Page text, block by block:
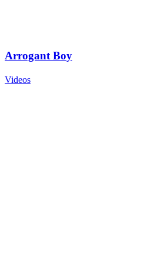
Arrogant Boy
Videos